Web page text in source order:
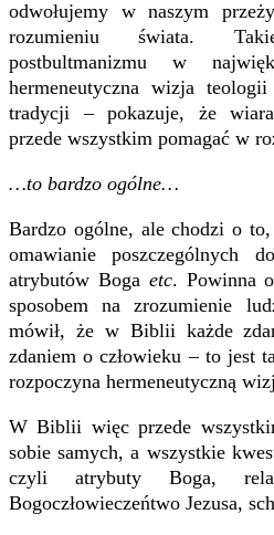
odwołujemy w naszym
rozumieniu świata.
postbultmanizmu w
hermeneutyczna wizja
tradycji – pokazuje, że wiara
przede wszystkim pomagać w
…to bardzo ogólne…
Bardzo ogólne, ale chodzi o
omawianie poszczególnych
atrybutów Boga etc. Powinna
sposobem na zrozumienie
mówił, że w Biblii każde
zdaniem o człowieku – to jest
rozpoczyna hermeneutyczną
W Biblii więc przede
sobie samych, a wszystkie
czyli atrybuty Boga,
Bogoczłowieczeńtwo Jezusa,